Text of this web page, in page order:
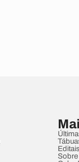
Editais
Sobre